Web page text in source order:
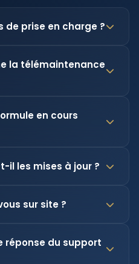
de prise en charge ?
la télémaintenance
en cours
il les mises à jour ?
sur site ?
réponse du support